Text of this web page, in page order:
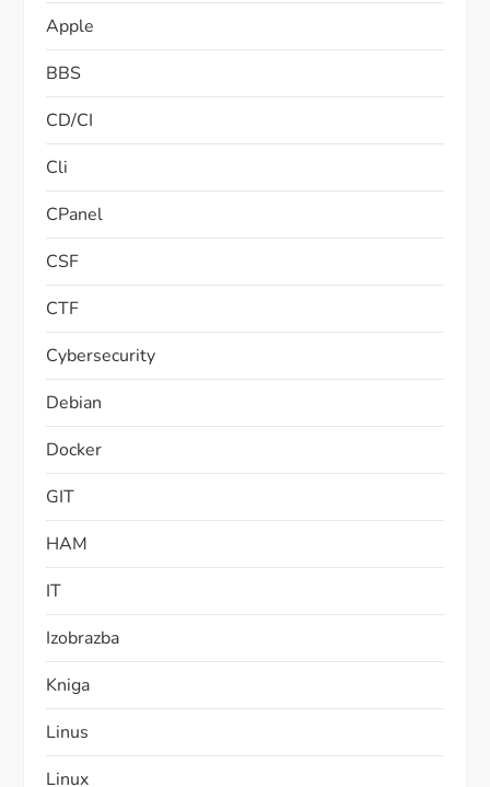
Apple
BBS
CD/CI
Cli
CPanel
CSF
CTF
Cybersecurity
Debian
Docker
GIT
HAM
IT
Izobrazba
Kniga
Linus
Linux